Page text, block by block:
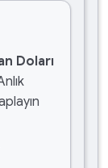
Doları